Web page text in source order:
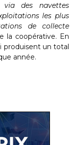
des navettes
les plus
de collecte
la coopérative. En
produisent un total
année.